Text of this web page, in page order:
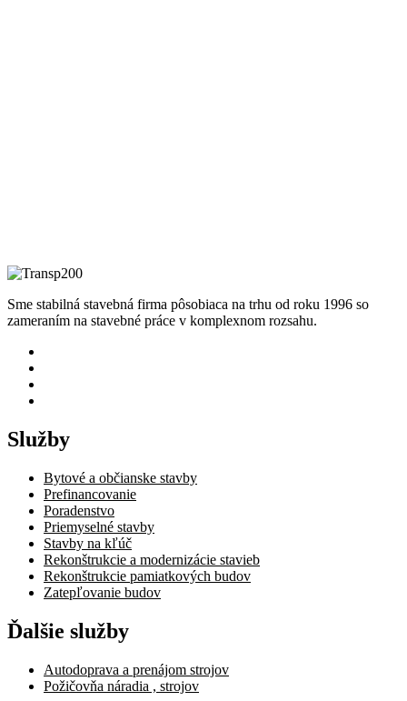
Sme stabilná stavebná firma pôsobiaca na trhu od roku 1996 so
zameraním na stavebné práce v komplexnom rozsahu.
Služby
Bytové a občianske stavby
Prefinancovanie
Poradenstvo
Priemyselné stavby
Stavby na kľúč
Rekonštrukcie a modernizácie stavieb
Rekonštrukcie pamiatkových budov
Zatepľovanie budov
Ďalšie služby
Autodoprava a prenájom strojov
Požičovňa náradia , strojov